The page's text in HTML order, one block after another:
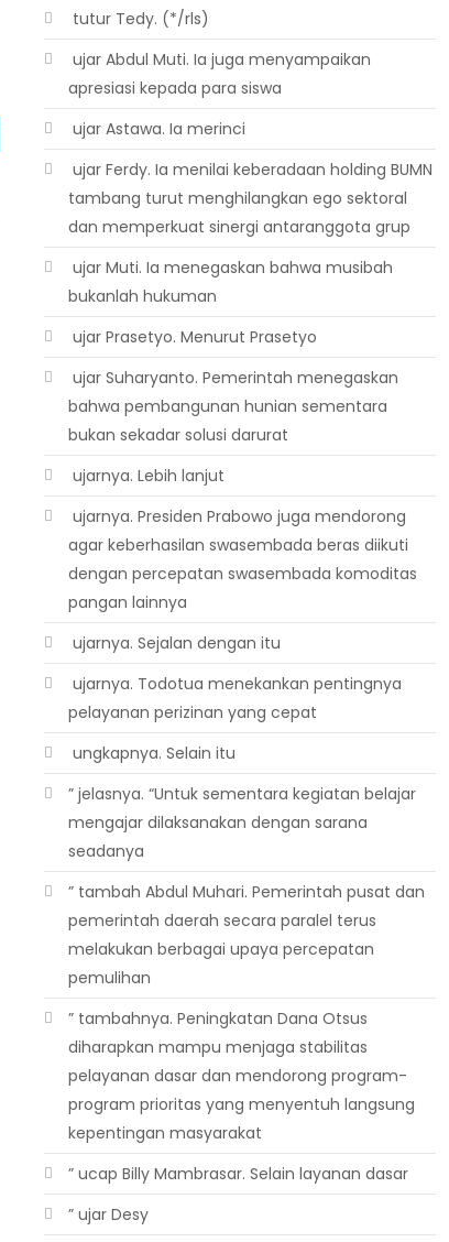
 tutur Tedy. (*/rls)
 ujar Abdul Muti. Ia juga menyampaikan
apresiasi kepada para siswa
 ujar Astawa. Ia merinci
 ujar Ferdy. Ia menilai keberadaan holding BUMN
tambang turut menghilangkan ego sektoral
dan memperkuat sinergi antaranggota grup
 ujar Muti. Ia menegaskan bahwa musibah
bukanlah hukuman
 ujar Prasetyo. Menurut Prasetyo
 ujar Suharyanto. Pemerintah menegaskan
bahwa pembangunan hunian sementara
bukan sekadar solusi darurat
 ujarnya. Lebih lanjut
 ujarnya. Presiden Prabowo juga mendorong
agar keberhasilan swasembada beras diikuti
dengan percepatan swasembada komoditas
pangan lainnya
 ujarnya. Sejalan dengan itu
 ujarnya. Todotua menekankan pentingnya
pelayanan perizinan yang cepat
 ungkapnya. Selain itu
” jelasnya. “Untuk sementara kegiatan belajar
mengajar dilaksanakan dengan sarana
seadanya
” tambah Abdul Muhari. Pemerintah pusat dan
pemerintah daerah secara paralel terus
melakukan berbagai upaya percepatan
pemulihan
” tambahnya. Peningkatan Dana Otsus
diharapkan mampu menjaga stabilitas
pelayanan dasar dan mendorong program-
program prioritas yang menyentuh langsung
kepentingan masyarakat
” ucap Billy Mambrasar. Selain layanan dasar
” ujar Desy